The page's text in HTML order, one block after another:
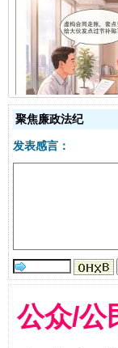
揭开“
聚焦廉政法纪
发表感言：
公众/公